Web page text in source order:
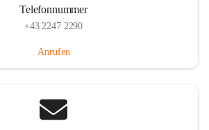
Telefonnummer
+43 2247 2290
Anrufen